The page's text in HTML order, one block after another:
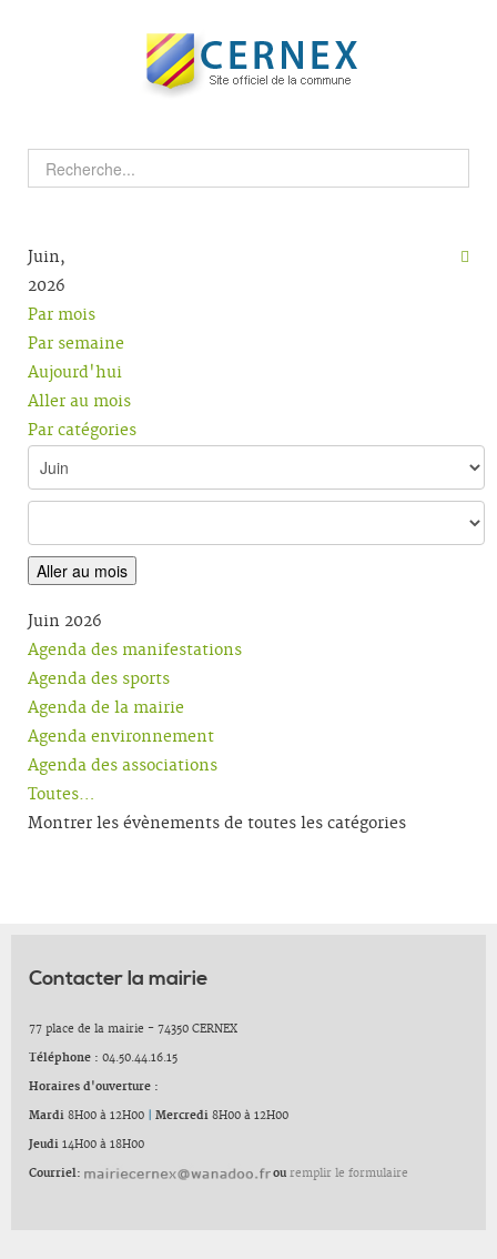
Juin,
2026
Par mois
Par semaine
Aujourd'hui
Aller au mois
Par catégories
Aller au mois
Juin 2026
Agenda des manifestations
Agenda des sports
Agenda de la mairie
Agenda environnement
Agenda des associations
Toutes…
Montrer les évènements de toutes les catégories
Contacter la mairie
77 place de la mairie - 74350 CERNEX
Téléphone : 04.50.44.16.15
Horaires d'ouverture :
Mardi 8H00 à 12H00 Mercredi 8H00 à 12H00
Jeudi 14H00 à 18H00
Courriel: ou remplir le formulaire